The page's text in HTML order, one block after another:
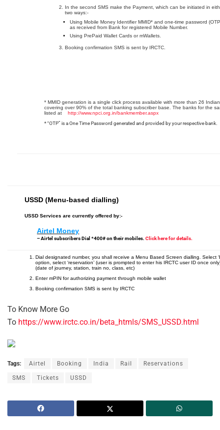
In the second SMS make the Payment, which can be initiated in
two ways:-
Using Mobile Money Identifier MMID* and one-time password
as received from Bank for registered Mobile Number.
Using PrePaid Wallet Cards or mWallets.
Booking confirmation SMS is sent by IRCTC.
* MMID generation is a single click process available with more than 26
covering over 90% of the total banking subscriber base. The banks for the
listed athttp://www.npci.org.in/bankmember.aspx
* “OTP” is a One Time Password generated and provided by your respective bank.
USSD (Menu-based dialling)
USSD Services are currently offered by:-
Airtel Money
– Airtel subscribers Dial *400# on their mobiles.Click here for details.
Dial designated number, you shall receive a Menu Based Screen dialling. Select
option, select ‘reservation’ (user is prompted to enter his IRCTC user ID once
(date of journey, station, train no, class, etc)
Enter mPIN for authorizing payment through mobile wallet
Booking confirmation SMS is sent by IRCTC
To Know More Go
To https://www.irctc.co.in/beta_htmls/SMS_USSD.html
Tags: Airtel Booking India Rail Reservations
SMS Tickets USSD